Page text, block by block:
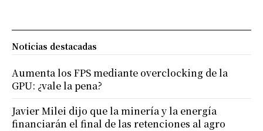
Noticias destacadas
Aumenta los FPS mediante overclocking de la
GPU: ¿vale la pena?
Javier Milei dijo que la minería y la energía
financiarán el final de las retenciones al agro